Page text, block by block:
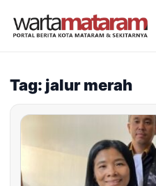
Tag: jalur merah